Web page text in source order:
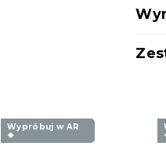
Wypróbuj w AR
❖